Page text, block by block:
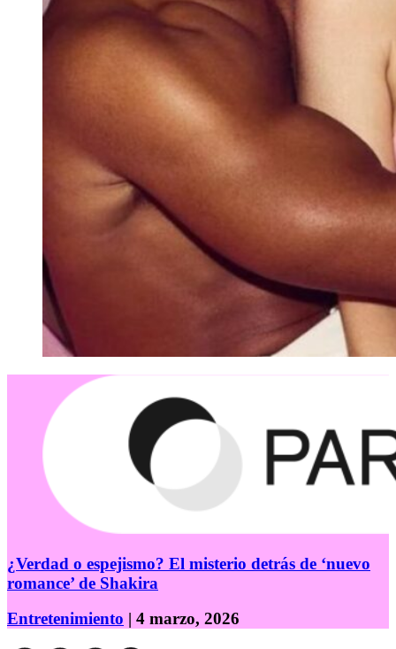
¿Verdad o espejismo? El misterio detrás de ‘nuevo
romance’ de Shakira
Entretenimiento | 4 marzo, 2026